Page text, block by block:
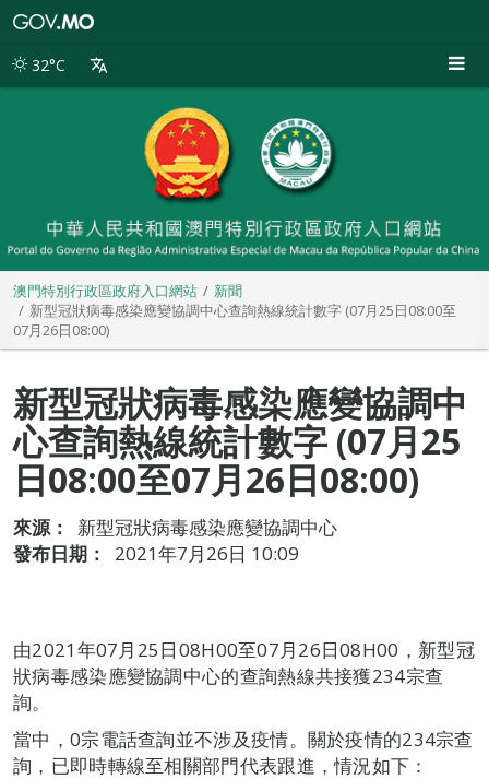
別
32°C
澳門特別行政區政府入口網站
新聞
新型冠狀病毒感染應變協調中心查詢熱線統計數字 (07月25日08:00至
07月26日08:00)
新型冠狀病毒感染應變協調中
心查詢熱線統計數字 (07月25
日08:00至07月26日08:00)
來源：
新型冠狀病毒感染應變協調中心
發布日期：
2021年7月26日 10:09
由2021年07月25日08H00至07月26日08H00，新型冠
狀病毒感染應變協調中心的查詢熱線共接獲234宗查
詢。
當中，0宗電話查詢並不涉及疫情。關於疫情的234宗查
詢，已即時轉線至相關部門代表跟進，情況如下：